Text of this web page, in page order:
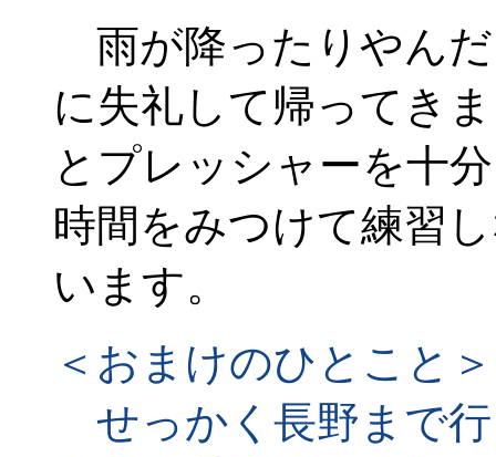
雨が降ったりやん
に失礼して帰ってき
とプレッシャーを十
時間をみつけて練習
います。
＜おまけのひとこと＞
せっかく長野まで